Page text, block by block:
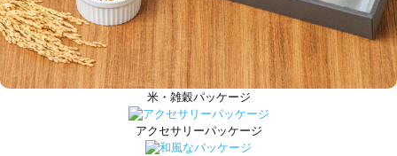
米・雑穀パッケージ
アクセサリーパッケージ